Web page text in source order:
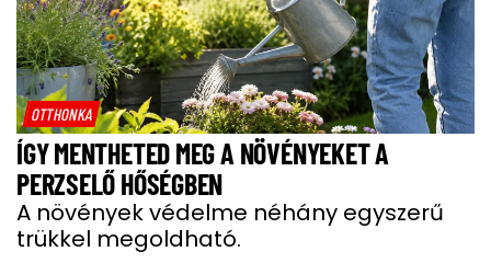
OTTHONKA
ÍGY MENTHETED MEG A NÖVÉNYEKET A
PERZSELŐ HŐSÉGBEN
A növények védelme néhány egyszerű
trükkel megoldható.